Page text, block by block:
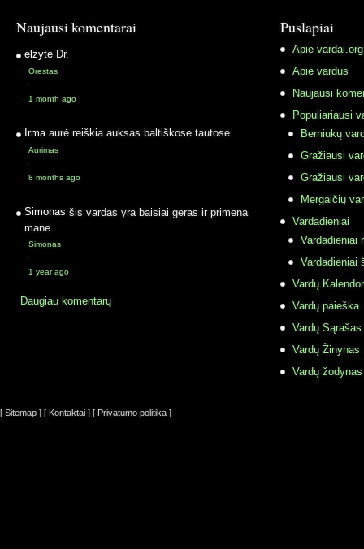
Naujausi komentarai
elzyte Dr.
Orestas
·
1 month ago
Irma aurė reiškia auksas baltiškose tautose
Aurimas
·
8 months ago
Simonas šis vardas yra baisiai geras ir primena
mane
Simonas
·
1 year ago
Daugiau komentarų
Puslapiai
Apie vardai.org
Apie vardus
Naujausi
Populiariausi
Berniukų
Gražiausi
Gražiausi
Mergaičių
Vardadieniai
Vardadieniai
Vardadieniai
Vardų
Vardų paieška
Vardų Sąrašas
Vardų Žinynas
Vardų
[ Sitemap ] [ Kontaktai ] [ Privatumo politika ]